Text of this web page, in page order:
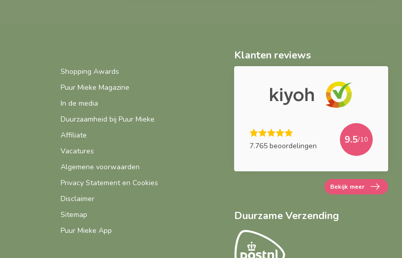
Shopping Awards
Puur Mieke Magazine
In de media
Duurzaamheid bij Puur Mieke
Affiliate
Vacatures
Algemene voorwaarden
Privacy Statement en Cookies
Disclaimer
Sitemap
Puur Mieke App
Klanten reviews
7.765 beoordelingen
9.5/10
Bekijk meer
Duurzame Verzending